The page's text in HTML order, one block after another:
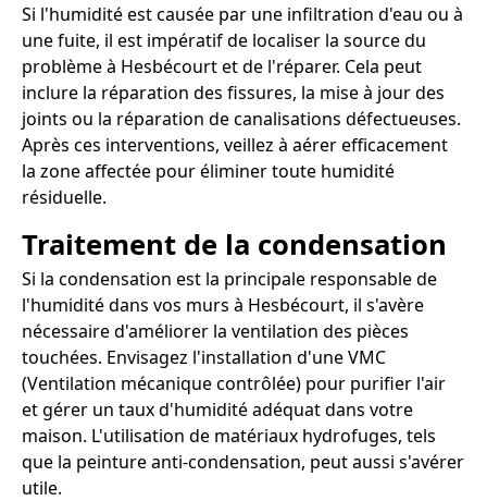
Si l'humidité est causée par une infiltration d'eau ou à
une fuite, il est impératif de localiser la source du
problème à Hesbécourt et de l'réparer. Cela peut
inclure la réparation des fissures, la mise à jour des
joints ou la réparation de canalisations défectueuses.
Après ces interventions, veillez à aérer efficacement
la zone affectée pour éliminer toute humidité
résiduelle.
Traitement de la condensation
Si la condensation est la principale responsable de
l'humidité dans vos murs à Hesbécourt, il s'avère
nécessaire d'améliorer la ventilation des pièces
touchées. Envisagez l'installation d'une VMC
(Ventilation mécanique contrôlée) pour purifier l'air
et gérer un taux d'humidité adéquat dans votre
maison. L'utilisation de matériaux hydrofuges, tels
que la peinture anti-condensation, peut aussi s'avérer
utile.